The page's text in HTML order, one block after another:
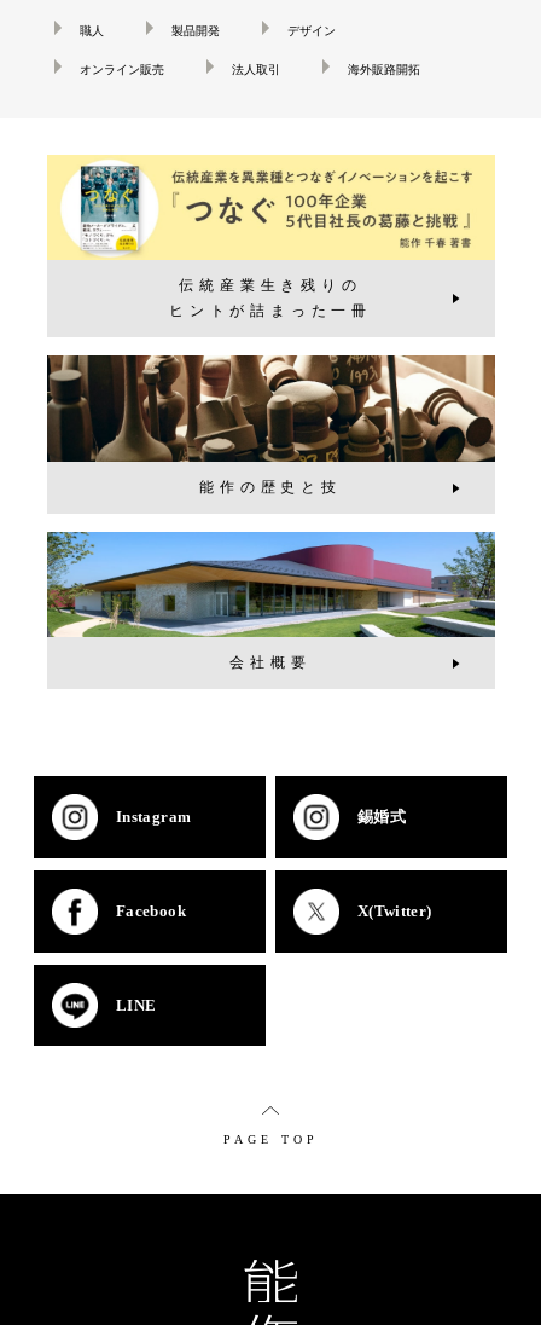
職人 製品開発 デザイン
オンライン販売 法人取引 海外販路開拓
伝統産業生き残りの
ヒントが詰まった一冊
能作の歴史と技
会社概要
Instagram 錫婚式
Facebook X(Twitter)
LINE
PAGE TOP